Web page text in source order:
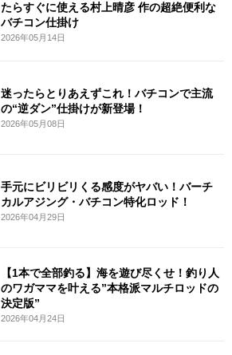
たらすぐに使える村上晴彦 作の超絶便利な
バチコン仕掛け
2026年05月14日
迷ったらとりあえずこれ！バチコンで主流
の“逆ダン”仕掛けが新登場！
2026年05月08日
手元にビリビリくる感度がヤバい！バーチ
カルアジング・バチコン特化ロッド！
2026年04月29日
【1本で全部釣る】海を遊び尽くせ！釣り人
のワガママを叶える”本格派マルチロッドの
決定版”
2026年04月24日